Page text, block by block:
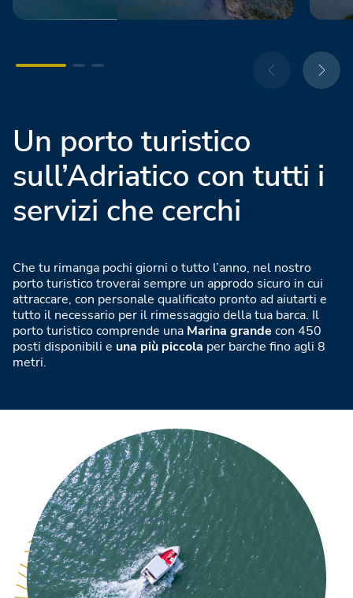
Un porto turistico
sull’Adriatico con tutti i
servizi che cerchi
Che tu rimanga pochi giorni o tutto l’anno, nel nostro
porto turistico troverai sempre un approdo sicuro in cui
attraccare, con personale qualificato pronto ad aiutarti e
tutto il necessario per il rimessaggio della tua barca. Il
porto turistico comprende una Marina grande con 450
posti disponibili e una più piccola per barche fino agli 8
metri.